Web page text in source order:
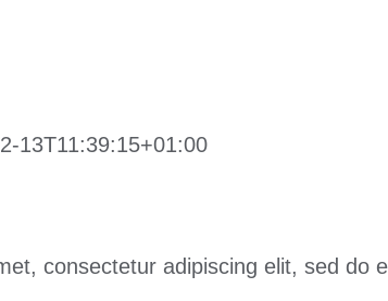
13T11:39:15+01:00
consectetur adipiscing elit, sed do